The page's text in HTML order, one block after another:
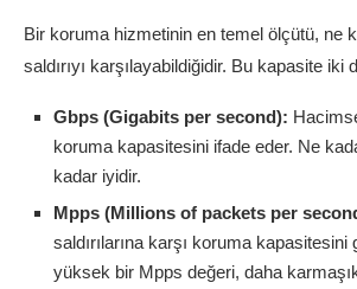
Bir koruma hizmetinin en temel ölçütü, ne
saldırıyı karşılayabildiğidir. Bu kapasite iki
Gbps (Gigabits per second):
koruma kapasitesini ifade eder. Ne
kadar iyidir.
Mpps (Millions of packets per
saldırılarına karşı koruma kapasitesini
yüksek bir Mpps değeri, daha karmaşık